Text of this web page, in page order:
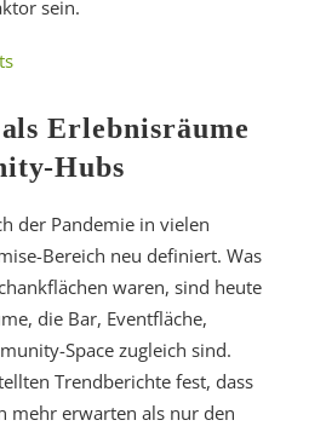
sein.
Erlebnisräume
Hubs
der Pandemie in vielen
Bereich neu definiert. Was
waren, sind heute
die Bar, Eventfläche,
Space zugleich sind.
Trendberichte fest, dass
mehr erwarten als nur den